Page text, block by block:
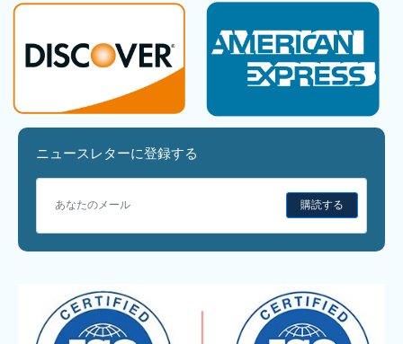
ニュースレターに登録する
購読する